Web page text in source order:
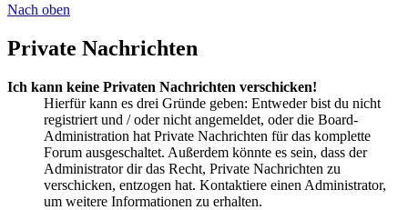
Nach oben
Private Nachrichten
Ich kann keine Privaten Nachrichten verschicken!
Hierfür kann es drei Gründe geben: Entweder bist du nicht
registriert und / oder nicht angemeldet, oder die Board-
Administration hat Private Nachrichten für das komplette
Forum ausgeschaltet. Außerdem könnte es sein, dass der
Administrator dir das Recht, Private Nachrichten zu
verschicken, entzogen hat. Kontaktiere einen Administrator,
um weitere Informationen zu erhalten.